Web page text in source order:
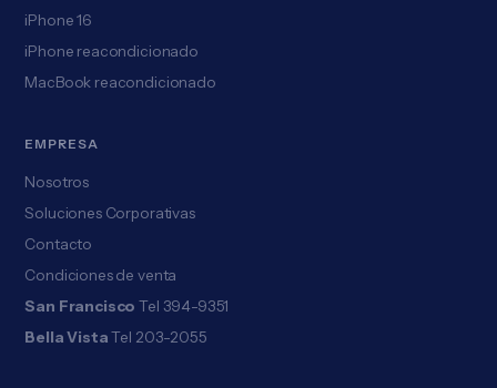
iPhone 16
iPhone reacondicionado
MacBook reacondicionado
EMPRESA
Nosotros
Soluciones Corporativas
Contacto
Condiciones de venta
San Francisco Tel 394-9351
Bella Vista Tel 203-2055